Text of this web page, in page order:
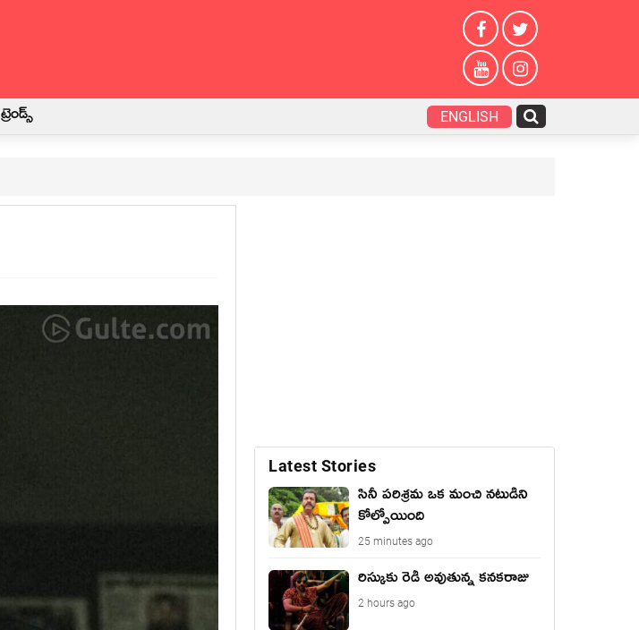
ట్రెండ్స్ ENGLISH
Latest Stories
సినీ పరిశ్రమ ఒక మంచి నటుడిని
కోల్పోయింది
25 minutes ago
రిస్కుకు రెడీ అవుతున్న కనకరాజు
2 hours ago